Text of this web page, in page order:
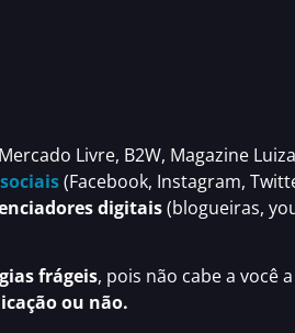
Livre, B2W, Magazine
(Facebook, Instagram,
digitais(blogueiras,
frágeis, pois não cabe a você a
ou não.